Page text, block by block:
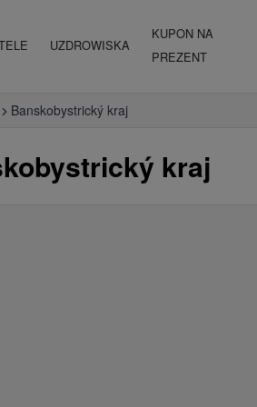
UZDROWISKA
KUPON NA
PREZENT
Banskobystrický kraj
kraj